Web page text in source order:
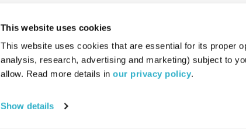
This website uses cookies
This website uses cookies that are essential for its proper
analysis, research, advertising and marketing) subject to
allow. Read more details in our privacy policy.
Show details